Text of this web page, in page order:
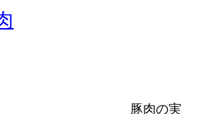
豚肉の実